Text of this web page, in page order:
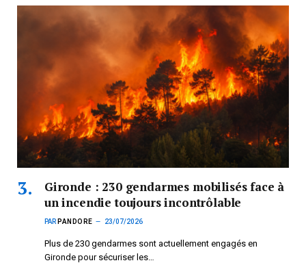
Gironde : 230 gendarmes mobilisés face à
un incendie toujours incontrôlable
PAR PANDORE 23/07/2026
Plus de 230 gendarmes sont actuellement engagés en
Gironde pour sécuriser les…